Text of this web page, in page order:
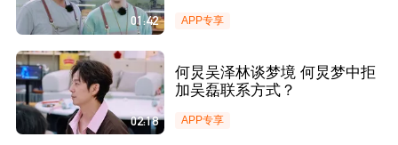
01:42 APP专享
02:18
何炅吴泽林谈梦境 何炅梦中拒
加吴磊联系方式？
APP专享